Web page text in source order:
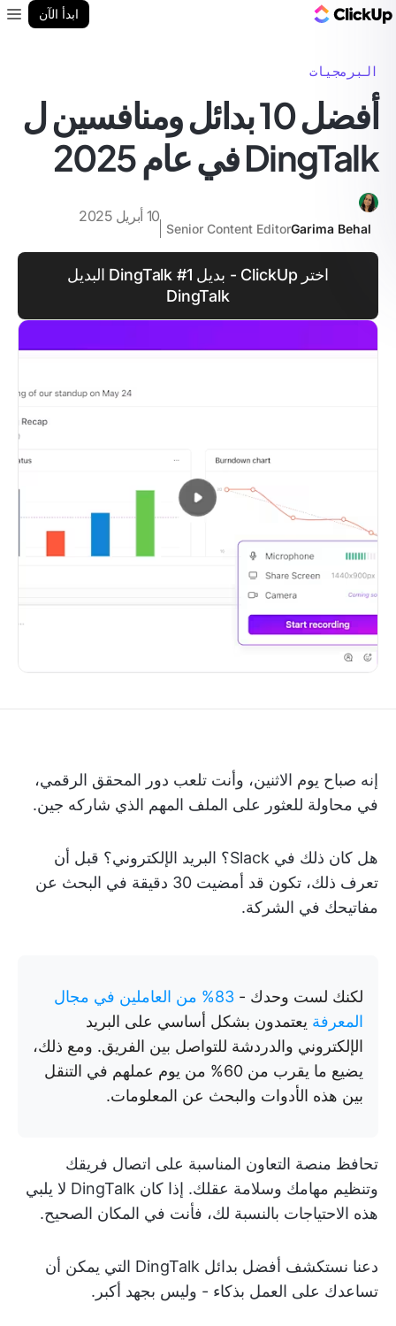
ابدأ الآن
البرمجيات
أفضل 10 بدائل ومنافسين ل
DingTalk في عام 2025
Garima Behal
Senior Content Editor
10 أبريل 2025
اختر ClickUp - بديل DingTalk #1 البديل
DingTalk
إنه صباح يوم الاثنين، وأنت تلعب دور المحقق الرقمي،
في محاولة للعثور على الملف المهم الذي شاركه جين.
هل كان ذلك في Slack؟ البريد الإلكتروني؟ قبل أن
تعرف ذلك، تكون قد أمضيت 30 دقيقة في البحث عن
مفاتيحك في الشركة.
لكنك لست وحدك -
83% من العاملين في مجال
المعرفة يعتمدون بشكل أساسي على البريد
الإلكتروني والدردشة للتواصل بين الفريق. ومع ذلك،
يضيع ما يقرب من 60% من يوم عملهم في التنقل
بين هذه الأدوات والبحث عن المعلومات.
تحافظ منصة التعاون المناسبة على اتصال فريقك
وتنظيم مهامك وسلامة عقلك. إذا كان DingTalk لا يلبي
هذه الاحتياجات بالنسبة لك، فأنت في المكان الصحيح.
دعنا نستكشف أفضل بدائل DingTalk التي يمكن أن
تساعدك على العمل بذكاء - وليس بجهد أكبر.